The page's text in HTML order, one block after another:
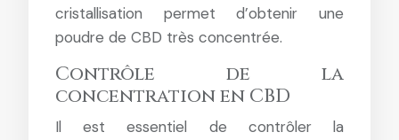
cristallisation permet d’obtenir une
poudre de CBD très concentrée.
Contrôle de la
concentration en CBD
Il est essentiel de contrôler la